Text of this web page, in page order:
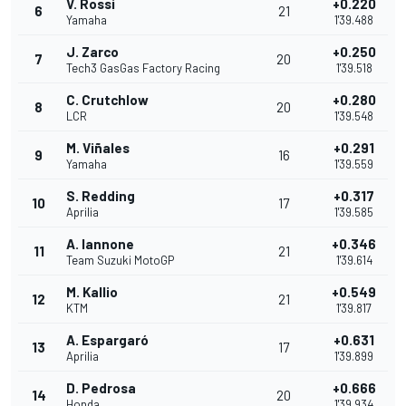
6 V. Rossi
Yamaha
21 +0.220
1'39.488
7 J. Zarco
Tech3 GasGas Factory Racing
20 +0.250
1'39.518
8 C. Crutchlow
LCR
20 +0.280
1'39.548
9 M. Viñales
Yamaha
16 +0.291
1'39.559
10 S. Redding
Aprilia
17 +0.317
1'39.585
11 A. Iannone
Team Suzuki MotoGP
21 +0.346
1'39.614
12 M. Kallio
KTM
21 +0.549
1'39.817
13 A. Espargaró
Aprilia
17 +0.631
1'39.899
14 D. Pedrosa 20 +0.666